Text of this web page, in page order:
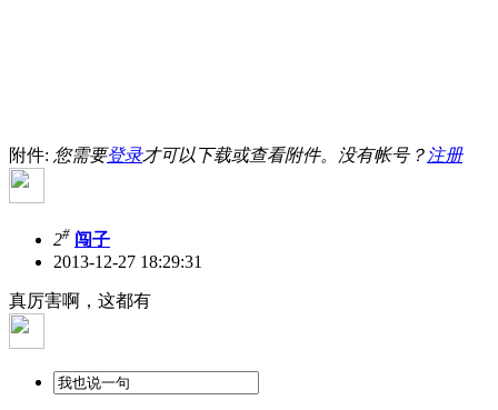
附件: 您需要登录才可以下载或查看附件。没有帐号？ 注册
2# 闯子
2013-12-27 18:29:31
真厉害啊，这都有